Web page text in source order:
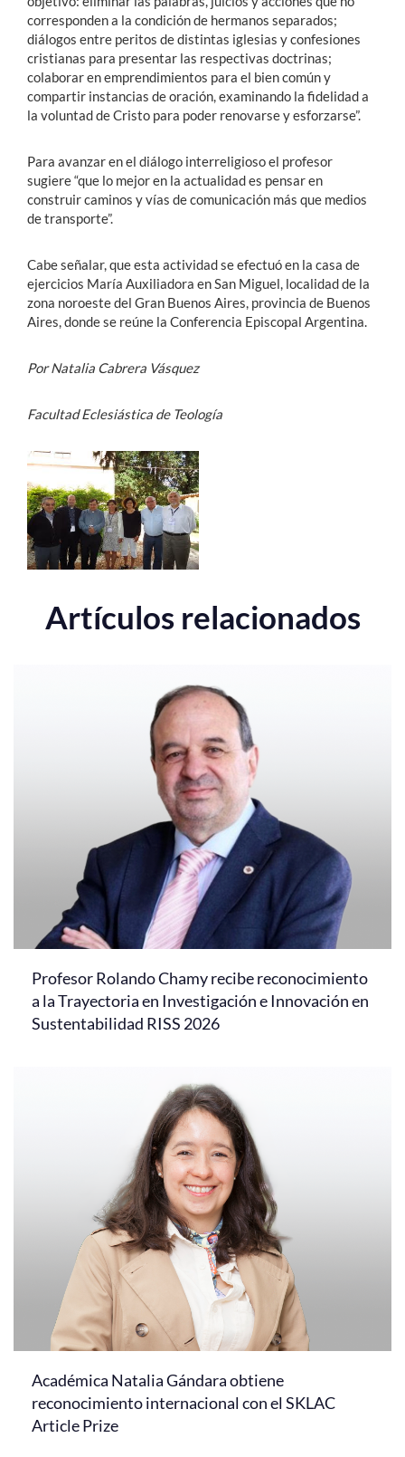
corresponden a la condición de hermanos separados;
diálogos entre peritos de distintas iglesias y confesiones
cristianas para presentar las respectivas doctrinas;
colaborar en emprendimientos para el bien común y
compartir instancias de oración, examinando la fidelidad a
la voluntad de Cristo para poder renovarse y esforzarse”.
Para avanzar en el diálogo interreligioso el profesor
sugiere “que lo mejor en la actualidad es pensar en
construir caminos y vías de comunicación más que medios
de transporte”.
Cabe señalar, que esta actividad se efectuó en la casa de
ejercicios María Auxiliadora en San Miguel, localidad de la
zona noroeste del Gran Buenos Aires, provincia de Buenos
Aires, donde se reúne la Conferencia Episcopal Argentina.
Por Natalia Cabrera Vásquez
Facultad Eclesiástica de Teología
Artículos relacionados
Profesor Rolando Chamy recibe reconocimiento
a la Trayectoria en Investigación e Innovación en
Sustentabilidad RISS 2026
Académica Natalia Gándara obtiene
reconocimiento internacional con el SKLAC
Article Prize